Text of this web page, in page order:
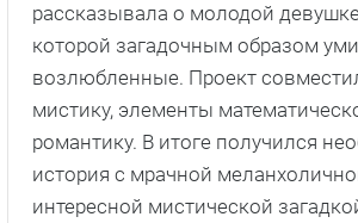
рассказывала о молодой
которой загадочным образом
возлюбленные. Проект
мистику, элементы
романтику. В итоге получился
история с мрачной
интересной мистической